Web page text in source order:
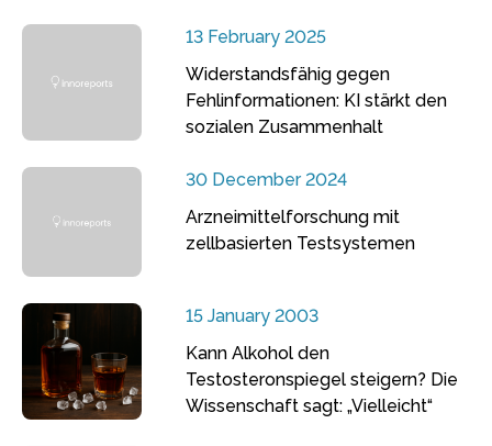
13 February 2025
Widerstandsfähig gegen
Fehlinformationen: KI stärkt den
sozialen Zusammenhalt
30 December 2024
Arzneimittelforschung mit
zellbasierten Testsystemen
15 January 2003
Kann Alkohol den
Testosteronspiegel steigern? Die
Wissenschaft sagt: „Vielleicht“